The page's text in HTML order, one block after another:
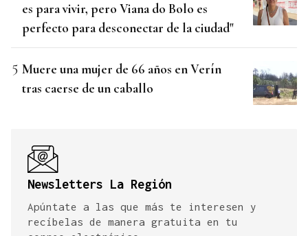
es para vivir, pero Viana do Bolo es
perfecto para desconectar de la ciudad"
Muere una mujer de 66 años en Verín
tras caerse de un caballo
Newsletters La Región
Apúntate a las que más te interesen y
recíbelas de manera gratuita en tu